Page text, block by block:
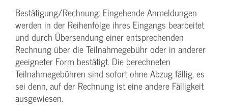
Bestätigung­/Rechnung: Eingehende Anmeldungen
werden in der Reihenfolge ihres Eingangs bearbeitet
und durch Übersendung einer entsprechenden
Rechnung über die Teilnahmegebühr oder in anderer
geeigneter Form bestätigt. Die berechneten
Teilnahmegebühren sind sofort ohne Abzug fällig, es
sei denn, auf der Rechnung ist eine andere Fälligkeit
ausgewiesen.